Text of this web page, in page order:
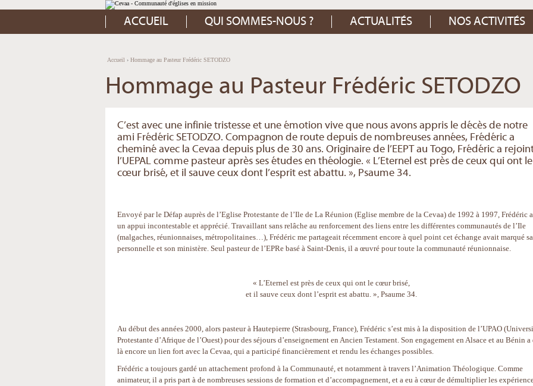
Aller
au
contenu.
Aller
à
Outils
personnels
ACCUEIL QUI SOMMES-NOUS ? ACTUALITÉS NOS ACTIVITÉS
Accueil › Hommage au Pasteur Frédéric SETODZO
Hommage au Pasteur Frédéric SETODZO
C’est avec une infinie tristesse et une émotion vive que nous avons appris le décès de notre
ami Frédéric SETODZO. Compagnon de route depuis de nombreuses années, Frédéric a
cheminé avec la Cevaa depuis plus de 30 ans. Originaire de l’EEPT au Togo, Frédéric a
l’UEPAL comme pasteur après ses études en théologie. « L’Eternel est près de ceux qui ont le
cœur brisé, et il sauve ceux dont l’esprit est abattu. », Psaume 34.
Envoyé par le Défap auprès de l’Eglise Protestante de l’Ile de La Réunion (Eglise membre de la Cevaa) de 1992 à 1997, Frédéric
un appui incontestable et apprécié. Travaillant sans relâche au renforcement des liens entre les différentes communautés de l’Ile
(malgaches, réunionnaises, métropolitaines…), Frédéric me partageait récemment encore à quel point cet échange avait marqué
personnelle et son ministère. Seul pasteur de l’EPRe basé à Saint-Denis, il a œuvré pour toute la communauté réunionnaise.
« L’Eternel est près de ceux qui ont le cœur brisé,
et il sauve ceux dont l’esprit est abattu. », Psaume 34.
Au début des années 2000, alors pasteur à Hautepierre (Strasbourg, France), Frédéric s’est mis à la disposition de l’UPAO
Protestante d’Afrique de l’Ouest) pour des séjours d’enseignement en Ancien Testament. Son engagement en Alsace et au Bénin a
là encore un lien fort avec la Cevaa, qui a participé financièrement et rendu les échanges possibles.
Frédéric a toujours gardé un attachement profond à la Communauté, et notamment à travers l’Animation Théologique. Comme
animateur, il a pris part à de nombreuses sessions de formation et d’accompagnement, et a eu à cœur de démultiplier les